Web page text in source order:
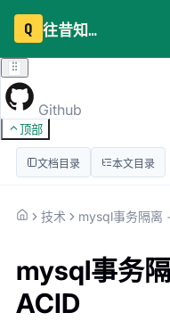
Q 往昔知识库
Github
顶部
文档目录 本文目录
技术 mysql事务隔离
mysql事务
ACID